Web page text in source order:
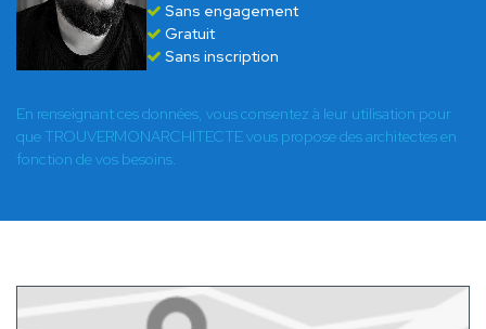
Sans engagement
Gratuit
Sans inscription
En renseignant ces données, vous consentez à leur utilisation pour
que TROUVERMONARCHITECTE vous propose des architectes en
fonction de vos besoins.